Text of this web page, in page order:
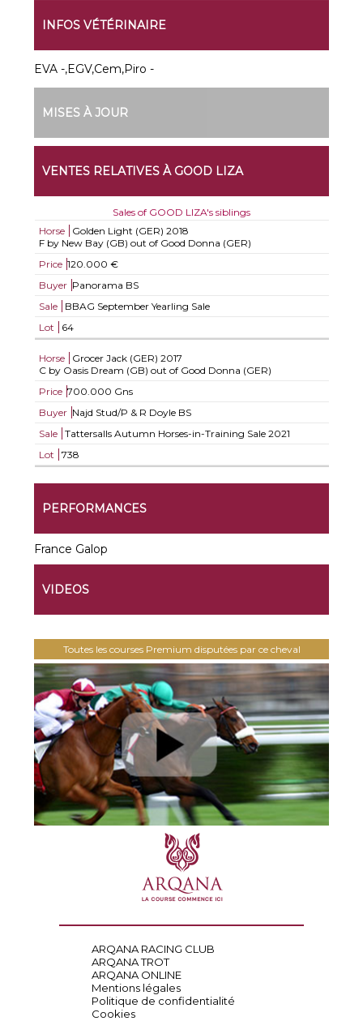
INFOS VÉTÉRINAIRE
EVA -,EGV,Cem,Piro -
MISES À JOUR
VENTES RELATIVES À GOOD LIZA
Sales of GOOD LIZA's siblings
Horse
Golden Light (GER) 2018
F by New Bay (GB) out of Good Donna (GER)
Price 120.000 €
Buyer Panorama BS
Sale
BBAG September Yearling Sale
Lot
64
Horse Grocer Jack (GER) 2017
C by Oasis Dream (GB) out of Good Donna (GER)
Price 700.000 Gns
Buyer Najd Stud/P & R Doyle BS
Sale
Tattersalls Autumn Horses-in-Training Sale 2021
Lot
738
PERFORMANCES
France Galop
VIDEOS
Toutes les courses Premium disputées par ce cheval
ARQANA RACING CLUB
ARQANA TROT
ARQANA ONLINE
Mentions légales
Politique de confidentialité
Cookies